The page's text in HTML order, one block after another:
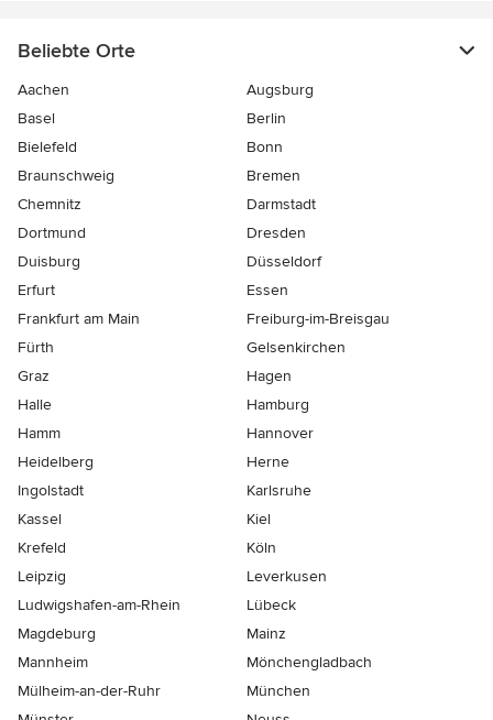
Beliebte Orte
Aachen
Augsburg
Basel
Berlin
Bielefeld
Bonn
Braunschweig
Bremen
Chemnitz
Darmstadt
Dortmund
Dresden
Duisburg
Düsseldorf
Erfurt
Essen
Frankfurt am Main
Freiburg-im-Breisgau
Fürth
Gelsenkirchen
Graz
Hagen
Halle
Hamburg
Hamm
Hannover
Heidelberg
Herne
Ingolstadt
Karlsruhe
Kassel
Kiel
Krefeld
Köln
Leipzig
Leverkusen
Ludwigshafen-am-Rhein
Lübeck
Magdeburg
Mainz
Mannheim
Mönchen­gladbach
Mülheim-an-der-Ruhr
München